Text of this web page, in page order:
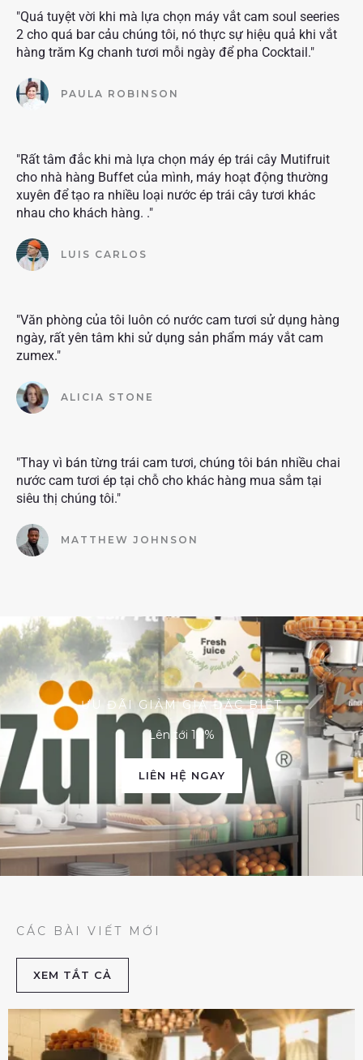
"Quá tuyệt vời khi mà lựa chọn máy vắt cam soul seeries
2 cho quá bar cảu chúng tôi, nó thực sự hiệu quả khi vắt
hàng trăm Kg chanh tươi mỗi ngày để pha Cocktail."
PAULA ROBINSON
"Rất tâm đắc khi mà lựa chọn máy ép trái cây Mutifruit
cho nhà hàng Buffet của mình, máy hoạt động thường
xuyên để tạo ra nhiều loại nước ép trái cây tươi khác
nhau cho khách hàng. ."
LUIS CARLOS
"Văn phòng của tôi luôn có nước cam tươi sử dụng hàng
ngày, rất yên tâm khi sử dụng sản phẩm máy vắt cam
zumex."
ALICIA STONE
"Thay vì bán từng trái cam tươi, chúng tôi bán nhiều chai
nước cam tươi ép tại chỗ cho khác hàng mua sắm tại
siêu thị chúng tôi."
MATTHEW JOHNSON
ƯU ĐÃI GIẢM GIÁ ĐẶC BIỆT
Lên tới 10%
LIÊN HỆ NGAY
CÁC BÀI VIẾT MỚI
XEM TẮT CẢ